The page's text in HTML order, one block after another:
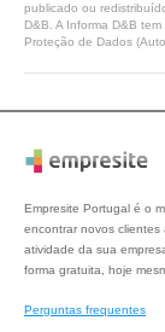
publicado ou
D&B. A Informa D&B
Proteção de Dados
Empresite Portugal é o
encontrar novos
atividade da sua
forma gratuita, hoje
Perguntas frequentes